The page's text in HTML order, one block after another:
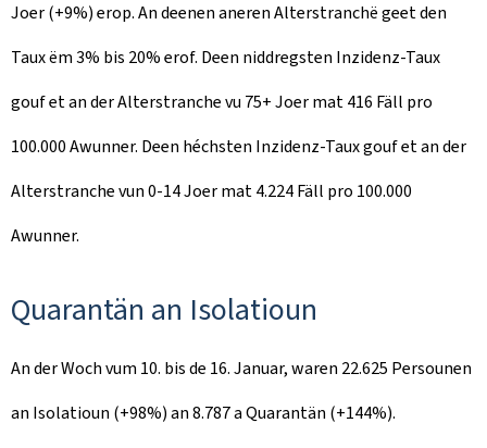
Joer (+9%) erop. An deenen aneren Alterstranchë geet den
Taux ëm 3% bis 20% erof. Deen niddregsten Inzidenz-Taux
gouf et an der Alterstranche vu 75+ Joer mat 416 Fäll pro
100.000 Awunner. Deen héchsten Inzidenz-Taux gouf et an der
Alterstranche vun 0-14 Joer mat 4.224 Fäll pro 100.000
Awunner.
Quarantän an Isolatioun
An der Woch vum 10. bis de 16. Januar, waren 22.625 Persounen
an Isolatioun (+98%) an 8.787 a Quarantän (+144%).